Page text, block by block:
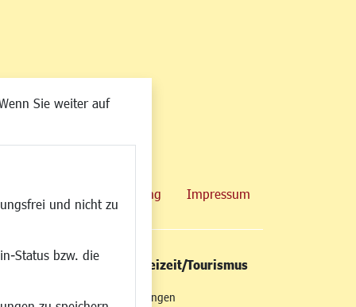
Sie weiter auf
und nicht zu
Status bzw. die
Datenschutzerklärung Impressum
Mobilität Kultur/Freizeit/Tourismus
Veranstaltungen